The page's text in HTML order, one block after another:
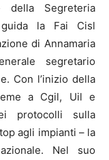
Segreteria
guida la Fai Cisl
di Annamaria
segretario
Con l’inizio della
a Cgil, Uil e
protocolli sulla
agli impianti – la
Nel suo